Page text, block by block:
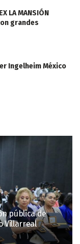
LA MANSIÓN
grandes
Ingelheim México
pública de
Villarreal